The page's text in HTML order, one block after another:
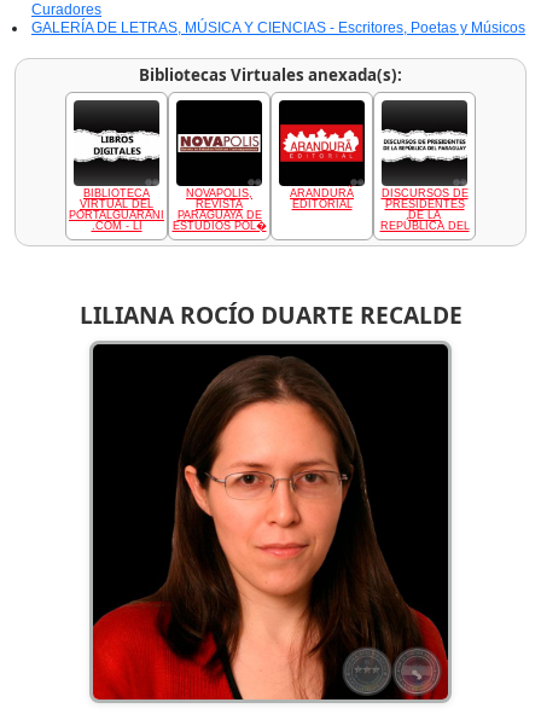
LILIANA ROCÍO DUARTE RECALDE
Curadores
GALERÍA DE LETRAS, MÚSICA Y CIENCIAS - Escritores, Poetas y Músicos
Bibliotecas Virtuales anexada(s):
BIBLIOTECA
VIRTUAL DEL
PORTALGUARANI
.COM - LI
NOVAPOLIS,
REVISTA
PARAGUAYA DE
ESTUDIOS POL�
ARANDURÃ
EDITORIAL
DISCURSOS DE
PRESIDENTES
DE LA
REPÚBLICA DEL